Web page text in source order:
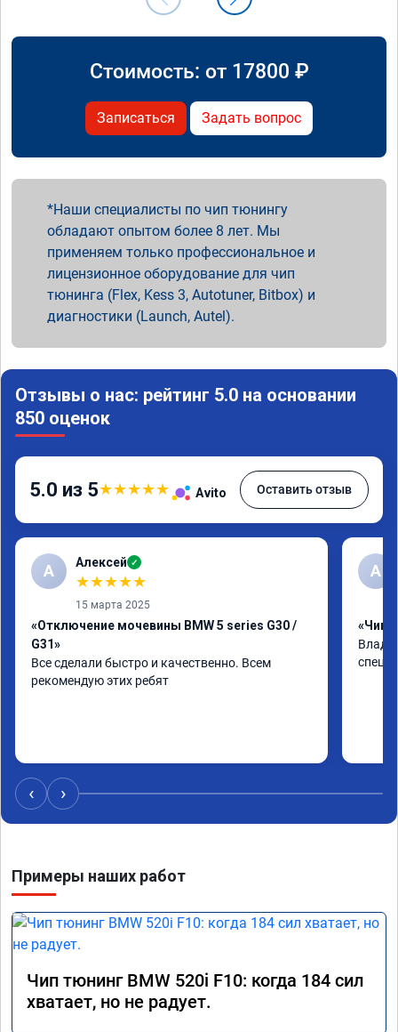
Стоимость: от 17800 ₽
Записаться Задать вопрос
Наши специалисты по чип тюнингу
обладают опытом более 8 лет. Мы
применяем только профессиональное и
лицензионное оборудование для чип
тюнинга (Flex, Kess 3, Autotuner, Bitbox) и
диагностики (Launch, Autel).
Отзывы о нас: рейтинг 5.0 на основании
850 оценок
5.0 из 5★★★★★ Avito Оставить отзыв
А Алексей ✓
★★★★★
15 марта 2025
«Отключение мочевины BMW 5 series G30 /
G31»
Все сделали быстро и качественно. Всем
рекомендую этих ребят
А
«Чип
‹ ›
Примеры наших работ
Чип тюнинг BMW 520i F10: когда 184 сил
хватает, но не радует.